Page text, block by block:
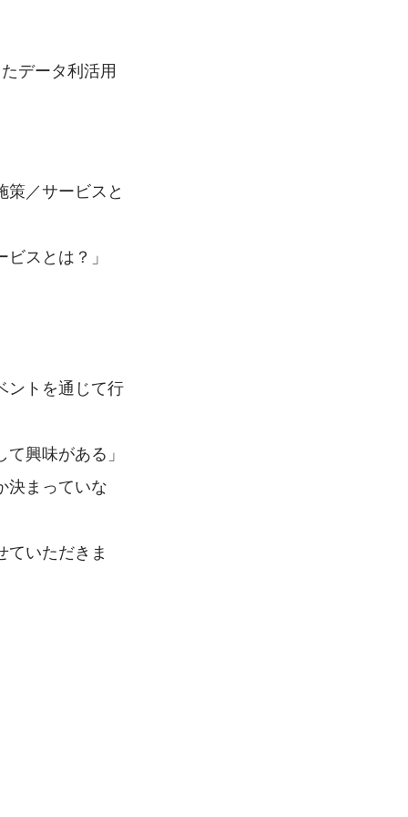
データ利活用
策／サービスと
スとは？」
ントを通じて行
興味がある」
決まっていな
いただきま